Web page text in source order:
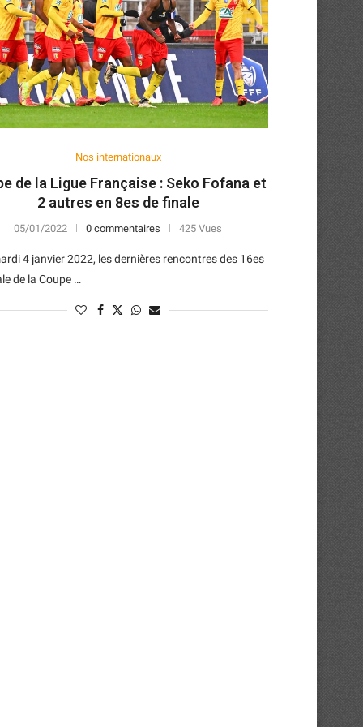
Nos internationaux
de la Ligue Française : Seko Fofana et
2 autres en 8es de finale
05/01/2022 0 commentaires 425 Vues
4 janvier 2022, les dernières rencontres des 16es
de la Coupe …